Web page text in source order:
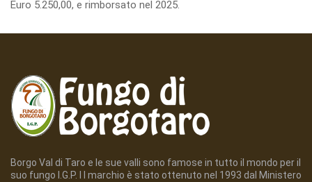
Euro 5.250,00, e rimborsato nel 2025.
Borgo Val di Taro e le sue valli sono famose in tutto il mondo per il
suo fungo I.G.P. I l marchio è stato ottenuto nel 1993 dal Ministero